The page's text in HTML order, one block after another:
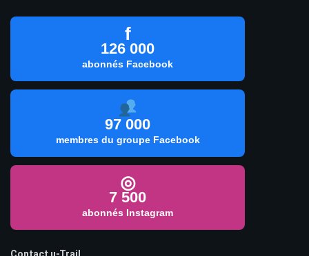
f
126 000
abonnés Facebook
97 000
membres du groupe Facebook
◎
7 500
abonnés Instagram